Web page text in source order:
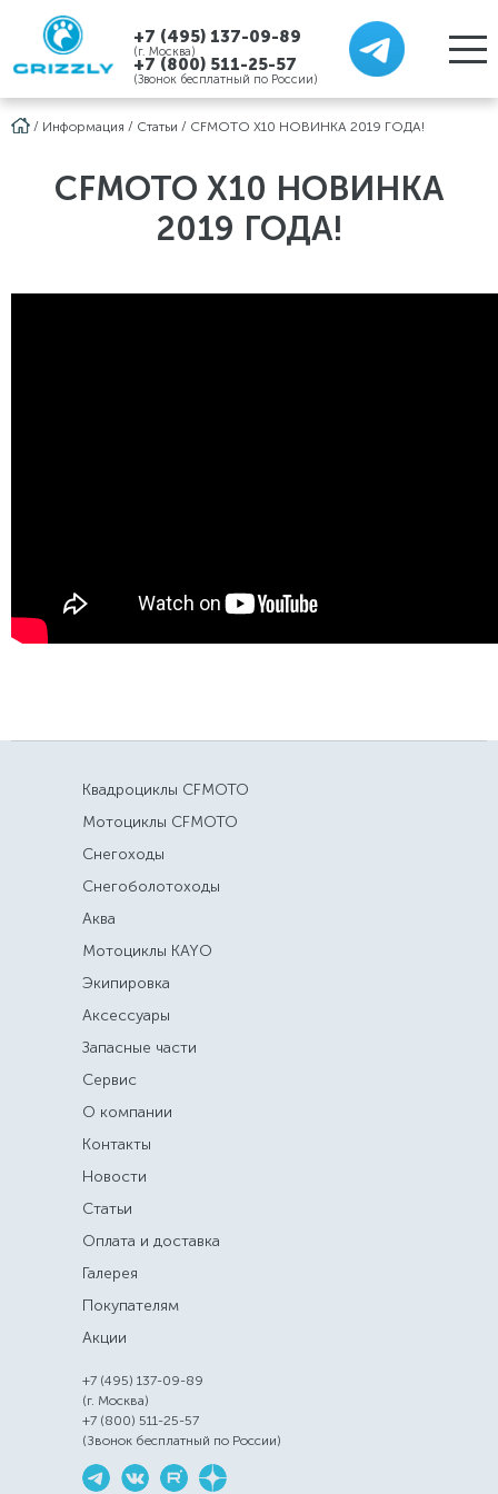
+7 (495) 137-09-89
(г. Москва)
+7 (800) 511-25-57
(Звонок бесплатный по России)
/ Информация / Статьи / CFMOTO X10 НОВИНКА 2019 ГОДА!
CFMOTO X10 НОВИНКА
2019 ГОДА!
Квадроциклы CFMOTO
Мотоциклы CFMOTO
Снегоходы
Снегоболотоходы
Аква
Мотоциклы KAYO
Экипировка
Аксессуары
Запасные части
Сервис
О компании
Контакты
Новости
Статьи
Оплата и доставка
Галерея
Покупателям
Акции
+7 (495) 137-09-89
(г. Москва)
+7 (800) 511-25-57
(Звонок бесплатный по России)